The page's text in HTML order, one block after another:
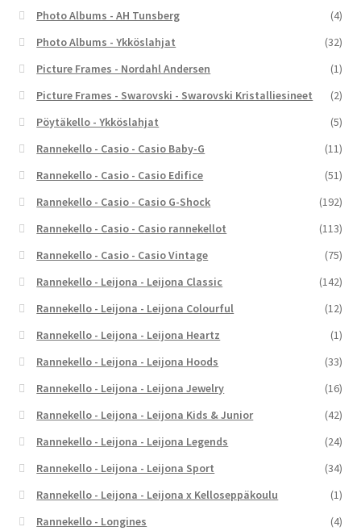
Photo Albums - AH Tunsberg
(4)
Photo Albums - Ykköslahjat
(32)
Picture Frames - Nordahl Andersen
(1)
Picture Frames - Swarovski - Swarovski Kristalliesineet
(2)
Pöytäkello - Ykköslahjat
(5)
Rannekello - Casio - Casio Baby-G
(11)
Rannekello - Casio - Casio Edifice
(51)
Rannekello - Casio - Casio G-Shock
(192)
Rannekello - Casio - Casio rannekellot
(113)
Rannekello - Casio - Casio Vintage
(75)
Rannekello - Leijona - Leijona Classic
(142)
Rannekello - Leijona - Leijona Colourful
(12)
Rannekello - Leijona - Leijona Heartz
(1)
Rannekello - Leijona - Leijona Hoods
(33)
Rannekello - Leijona - Leijona Jewelry
(16)
Rannekello - Leijona - Leijona Kids & Junior
(42)
Rannekello - Leijona - Leijona Legends
(24)
Rannekello - Leijona - Leijona Sport
(34)
Rannekello - Leijona - Leijona x Kelloseppäkoulu
(1)
Rannekello - Longines
(4)